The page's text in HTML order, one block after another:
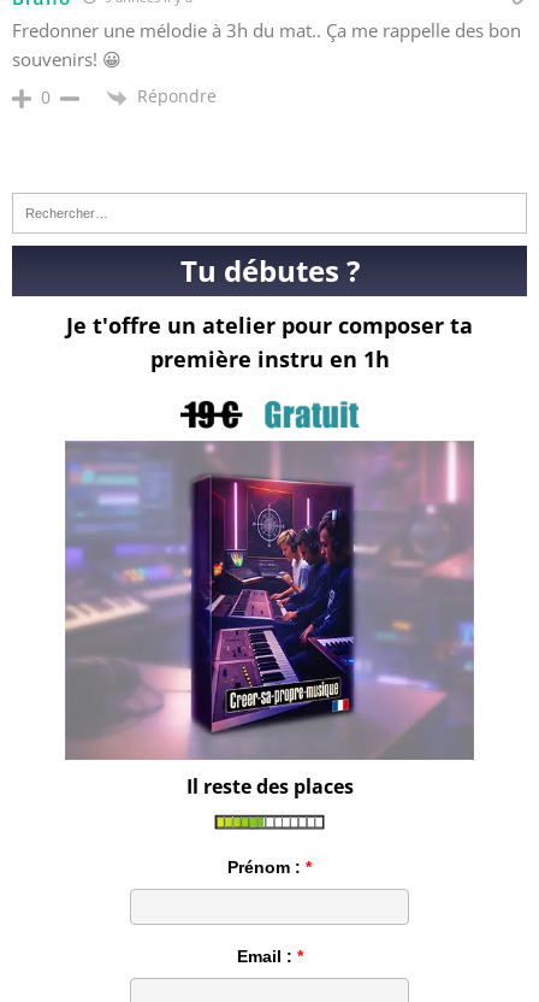
Fredonner une mélodie à 3h du mat.. Ça me rappelle des bon
souvenirs! 😀
0 Répondre
Tu débutes ?
Je t'offre un atelier pour composer ta
première instru en 1h
Il reste des places
Prénom :
Email :